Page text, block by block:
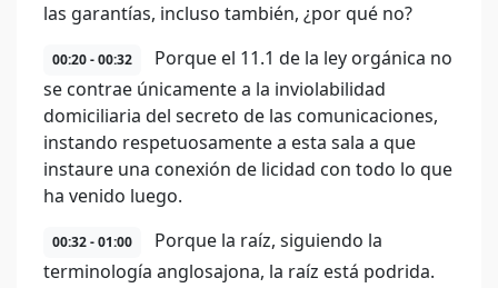
las garantías, incluso también, ¿por qué no?
00:20 - 00:32
Porque el 11.1 de la ley orgánica no
se contrae únicamente a la inviolabilidad
domiciliaria del secreto de las comunicaciones,
instando respetuosamente a esta sala a que
instaure una conexión de licidad con todo lo que
ha venido luego.
00:32 - 01:00
Porque la raíz, siguiendo la
terminología anglosajona, la raíz está podrida.